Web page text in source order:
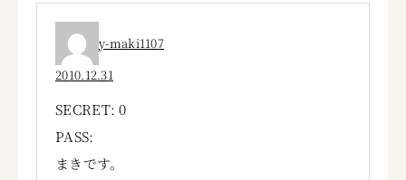
y-maki1107
2010.12.31
SECRET: 0
PASS:
まきです。